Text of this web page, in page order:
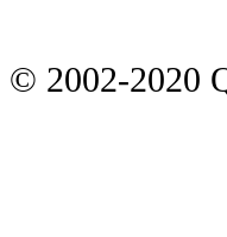
© 2002-2020